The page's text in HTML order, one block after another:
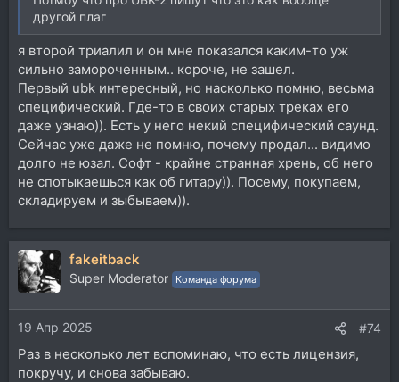
другой плаг
я второй триалил и он мне показался каким-то уж
сильно замороченным.. короче, не зашел.
Первый ubk интересный, но насколько помню, весьма
специфический. Где-то в своих старых треках его
даже узнаю)). Есть у него некий специфический саунд.
Сейчас уже даже не помню, почему продал... видимо
долго не юзал. Софт - крайне странная хрень, об него
не спотыкаешься как об гитару)). Посему, покупаем,
складируем и зыбываем)).
fakeitback
Super Moderator Команда форума
19 Апр 2025 #74
Раз в несколько лет вспоминаю, что есть лицензия,
покручу, и снова забываю.